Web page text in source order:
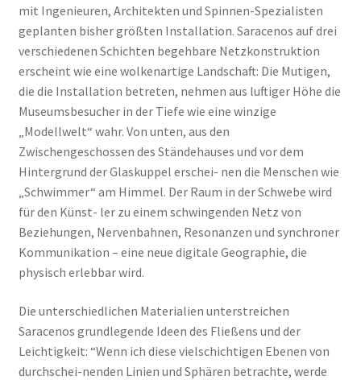
mit Ingenieuren, Architekten und Spinnen-Spezialisten
geplanten bisher größten Installation. Saracenos auf drei
verschiedenen Schichten begehbare Netzkonstruktion
erscheint wie eine wolkenartige Landschaft: Die Mutigen,
die die Installation betreten, nehmen aus luftiger Höhe die
Museumsbesucher in der Tiefe wie eine winzige
„Modellwelt“ wahr. Von unten, aus den
Zwischengeschossen des Ständehauses und vor dem
Hintergrund der Glaskuppel erschei- nen die Menschen wie
„Schwimmer“ am Himmel. Der Raum in der Schwebe wird
für den Künst- ler zu einem schwingenden Netz von
Beziehungen, Nervenbahnen, Resonanzen und synchroner
Kommunikation – eine neue digitale Geographie, die
physisch erlebbar wird.
Die unterschiedlichen Materialien unterstreichen
Saracenos grundlegende Ideen des Fließens und der
Leichtigkeit: “Wenn ich diese vielschichtigen Ebenen von
durchschei-nenden Linien und Sphären betrachte, werde